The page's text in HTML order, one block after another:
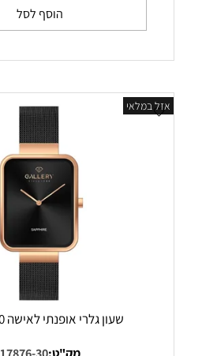
הוסף לסל
אזל במלאי
שעון גלרי אופנתי לאישה 17876-30